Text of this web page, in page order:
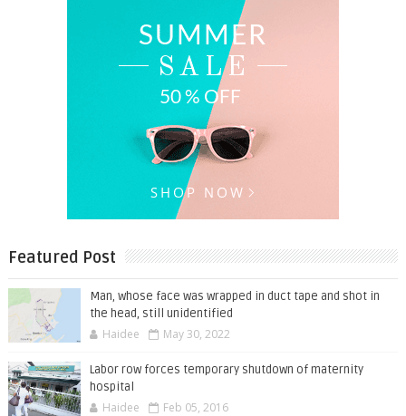
Featured Post
Man, whose face was wrapped in duct tape and shot in
the head, still unidentified
Haidee May 30, 2022
Labor row forces temporary shutdown of maternity
hospital
Haidee Feb 05, 2016